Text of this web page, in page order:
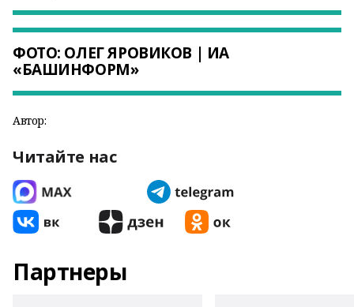
ФОТО: ОЛЕГ ЯРОВИКОВ | ИА
«БАШИНФОРМ»
Автор:
Читайте нас
Партнеры